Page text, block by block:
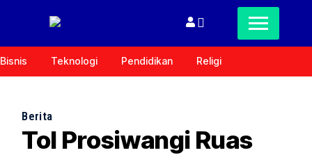
Bisnis Teknologi Pendidikan Religi
Berita
Tol Prosiwangi Ruas